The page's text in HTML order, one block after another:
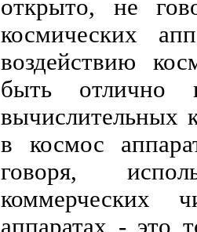
открыто, не
космических
воздействию
быть отлично
вычислительных
в космос
говоря,
коммерческих
аппаратах - это